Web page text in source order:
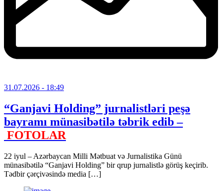
31.07.2026 - 18:49
“Ganjavi Holding” jurnalistləri peşə
bayramı münasibətilə təbrik edib –
FOTOLAR
22 iyul – Azərbaycan Milli Mətbuat və Jurnalistika Günü
münasibətilə “Ganjavi Holding” bir qrup jurnalistlə görüş keçirib.
Tədbir çərçivəsində media […]